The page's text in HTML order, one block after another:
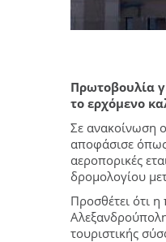
Πρωτοβουλία
το ερχόμενο
Σε ανακοίνωση
αποφάσισε
αεροπορικές
δρομολογίου
Προσθέτει ότι
τουριστικής